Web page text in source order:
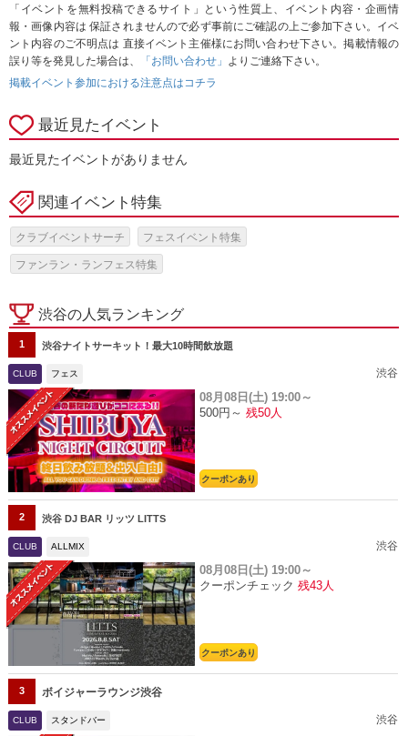
「イベントを無料投稿できるサイト」という性質上、イベント内容・企画情
報・画像内容は 保証されませんので必ず事前にご確認の上ご参加下さい。イベ
ント内容のご不明点は 直接イベント主催様にお問い合わせ下さい。掲載情報の
誤り等を発見した場合は、
「お問い合わせ」
よりご連絡下さい。
掲載イベント参加における注意点はコチラ
最近見たイベント
最近見たイベントがありません
関連イベント特集
クラブイベントサーチ フェスイベント特集
ファンラン・ランフェス特集
渋谷の人気ランキング
1 渋谷ナイトサーキット！最大10時間飲放題
CLUB フェス 渋谷
08月08日(土) 19:00～
500円～ 残50人
クーポンあり
2 渋谷 DJ BAR リッツ LITTS
CLUB ALLMIX 渋谷
08月08日(土) 19:00～
クーポンチェック 残43人
クーポンあり
3 ボイジャーラウンジ渋谷
CLUB スタンドバー 渋谷